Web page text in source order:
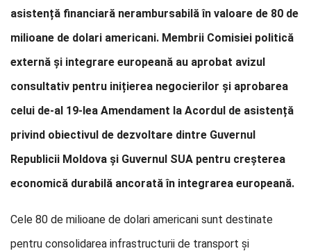
asistență financiară nerambursabilă în valoare de 80 de
milioane de dolari americani. Membrii Comisiei politică
externă și integrare europeană au aprobat avizul
consultativ pentru inițierea negocierilor și aprobarea
celui de-al 19-lea Amendament la Acordul de asistență
privind obiectivul de dezvoltare dintre Guvernul
Republicii Moldova și Guvernul SUA pentru creșterea
economică durabilă ancorată în integrarea europeană.
Cele 80 de milioane de dolari americani sunt destinate
pentru consolidarea infrastructurii de transport și